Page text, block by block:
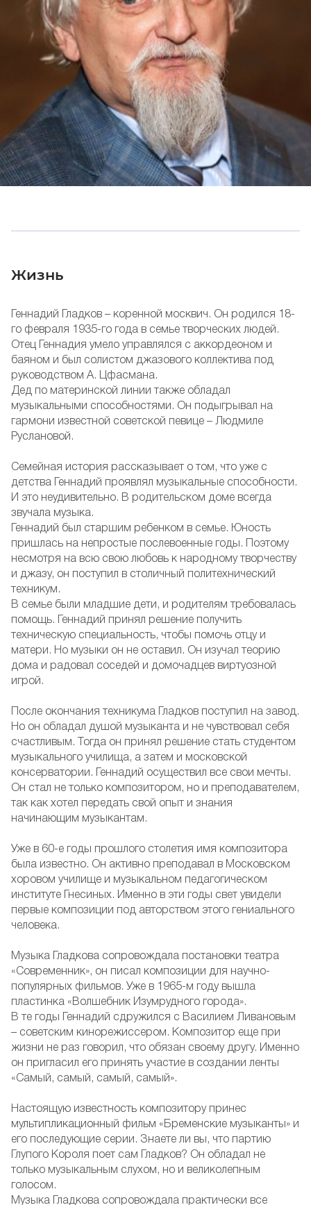
Жизнь
Геннадий Гладков – коренной москвич. Он родился 18-
го февраля 1935-го года в семье творческих людей.
Отец Геннадия умело управлялся с аккордеоном и
баяном и был солистом джазового коллектива под
руководством А. Цфасмана.
Дед по материнской линии также обладал
музыкальными способностями. Он подыгрывал на
гармони известной советской певице – Людмиле
Руслановой.
Семейная история рассказывает о том, что уже с
детства Геннадий проявлял музыкальные способности.
И это неудивительно. В родительском доме всегда
звучала музыка.
Геннадий был старшим ребенком в семье. Юность
пришлась на непростые послевоенные годы. Поэтому
несмотря на всю свою любовь к народному творчеству
и джазу, он поступил в столичный политехнический
техникум.
В семье были младшие дети, и родителям требовалась
помощь. Геннадий принял решение получить
техническую специальность, чтобы помочь отцу и
матери. Но музыки он не оставил. Он изучал теорию
дома и радовал соседей и домочадцев виртуозной
игрой.
После окончания техникума Гладков поступил на завод.
Но он обладал душой музыканта и не чувствовал себя
счастливым. Тогда он принял решение стать студентом
музыкального училища, а затем и московской
консерватории. Геннадий осуществил все свои мечты.
Он стал не только композитором, но и преподавателем,
так как хотел передать свой опыт и знания
начинающим музыкантам.
Уже в 60-е годы прошлого столетия имя композитора
была известно. Он активно преподавал в Московском
хоровом училище и музыкальном педагогическом
институте Гнесиных. Именно в эти годы свет увидели
первые композиции под авторством этого гениального
человека.
Музыка Гладкова сопровождала постановки театра
«Современник», он писал композиции для научно-
популярных фильмов. Уже в 1965-м году вышла
пластинка «Волшебник Изумрудного города».
В те годы Геннадий сдружился с Василием Ливановым
– советским кинорежиссером. Композитор еще при
жизни не раз говорил, что обязан своему другу. Именно
он пригласил его принять участие в создании ленты
«Самый, самый, самый, самый».
Настоящую известность композитору принес
мультипликационный фильм «Бременские музыканты» и
его последующие серии. Знаете ли вы, что партию
Глупого Короля поет сам Гладков? Он обладал не
только музыкальным слухом, но и великолепным
голосом.
Музыка Гладкова сопровождала практически все